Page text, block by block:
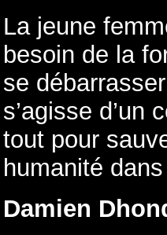
La jeune
besoin de la
se
s’agisse d’un
tout pour
humanité
Damien